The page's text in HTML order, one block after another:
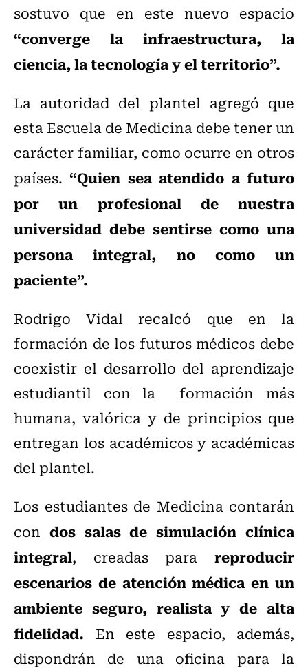
sostuvo que en este nuevo espacio
“converge la infraestructura, la
ciencia, la tecnología y el territorio”.
La autoridad del plantel agregó que
esta Escuela de Medicina debe tener un
carácter familiar, como ocurre en otros
países.“Quien sea atendido a futuro
por un profesional de nuestra
universidad debe sentirse como una
persona integral, no como un
paciente”.
Rodrigo Vidal recalcó que en la
formación de los futuros médicos debe
coexistir el desarrollo del aprendizaje
estudiantil con la formación más
humana, valórica y de principios que
entregan los académicos y académicas
del plantel.
Los estudiantes de Medicina contarán
con dos salas de simulación clínica
integral, creadas para reproducir
escenarios de atención médica en un
ambiente seguro, realista y de alta
fidelidad. En este espacio, además,
dispondrán de una oficina para la